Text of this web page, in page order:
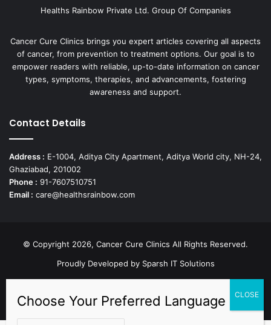
Healths Rainbow Private Ltd. Group Of Companies
Cancer Cure Clinics brings you expert articles covering all aspects
of cancer, from prevention to treatment options. Our goal is to
empower readers with reliable, up-to-date information on cancer
types, symptoms, therapies, and advancements, fostering
awareness and support.
Contact Details
Address : E-1004, Aditya City Apartment, Aditya World city, NH-24,
Ghaziabad, 201002
Phone : 91-7607510751
Email : care@healthsrainbow.com
© Copyright 2026, Cancer Cure Clinics All Rights Reserved.
Proudly Developed by Sparsh IT Solutions
Facebook PinterestLinkedIn Instagram
TikTok